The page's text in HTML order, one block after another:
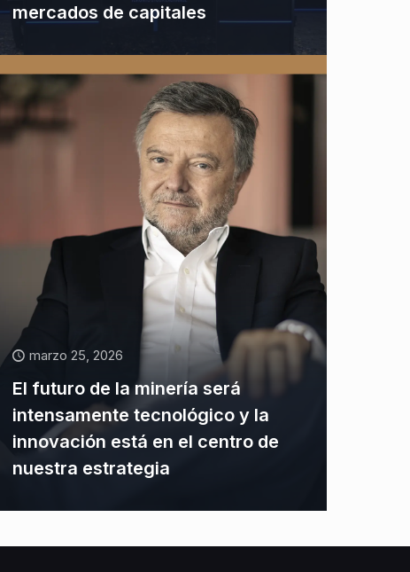
mercados de capitales
marzo 25, 2026
El futuro de la minería será
intensamente tecnológico y la
innovación está en el centro de
nuestra estrategia